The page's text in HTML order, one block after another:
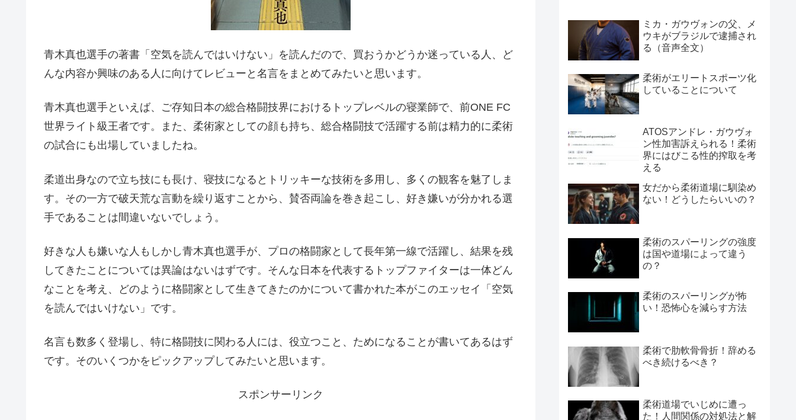
青木真也選手の著書「空気を読んではいけない」を読んだので、買おうかどうか迷っている人、ど
んな内容か興味のある人に向けてレビューと名言をまとめてみたいと思います。
青木真也選手といえば、ご存知日本の総合格闘技界におけるトップレベルの寝業師で、前ONE FC
世界ライト級王者です。また、柔術家としての顔も持ち、総合格闘技で活躍する前は精力的に柔術
の試合にも出場していましたね。
柔道出身なので立ち技にも長け、寝技になるとトリッキーな技術を多用し、多くの観客を魅了しま
す。その一方で破天荒な言動を繰り返すことから、賛否両論を巻き起こし、好き嫌いが分かれる選
手であることは間違いないでしょう。
好きな人も嫌いな人もしかし青木真也選手が、プロの格闘家として長年第一線で活躍し、結果を残
してきたことについては異論はないはずです。そんな日本を代表するトップファイターは一体どん
なことを考え、どのように格闘家として生きてきたのかについて書かれた本がこのエッセイ「空気
を読んではいけない」です。
名言も数多く登場し、特に格闘技に関わる人には、役立つこと、ためになることが書いてあるはず
です。そのいくつかをピックアップしてみたいと思います。
スポンサーリンク
ミカ・ガウヴォンの父、メ
ウキがブラジルで逮捕され
る（音声全文）
柔術がエリートスポーツ化
していることについて
ATOSアンドレ・ガウヴォ
ン性加害訴えられる！柔術
界にはびこる性的搾取を考
える
女だから柔術道場に馴染め
ない！どうしたらいいの？
柔術のスパーリングの強度
は国や道場によって違う
の？
柔術のスパーリングが怖
い！恐怖心を減らす方法
柔術で肋軟骨骨折！辞める
べき続けるべき？
柔術道場でいじめに遭っ
た！人間関係の対処法と解